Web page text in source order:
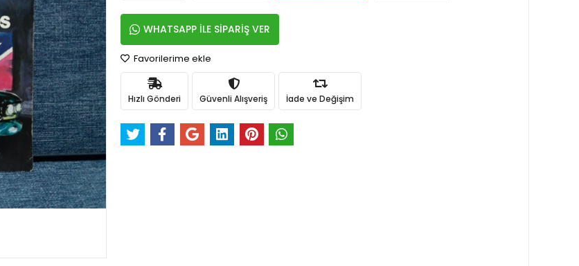
WHATSAPP İLE SİPARİŞ VER
Favorilerime ekle
Hızlı Gönderi Güvenli Alışveriş İade ve Değişim